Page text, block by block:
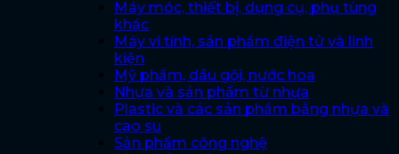
Máy móc, thiết bị, dụng cụ, phụ tùng
khác
Máy vi tính, sản phẩm điện tử và linh
kiện
Mỹ phẩm, dầu gội, nước hoa
Nhựa và sản phẩm từ nhựa
Plastic và các sản phẩm bằng nhựa và
cao su
Sản phẩm công nghệ